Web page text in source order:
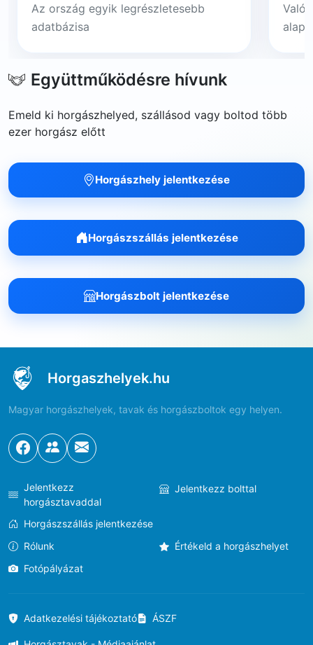
Az ország egyik legrészletesebb
adatbázisa
Együttműködésre hívunk
Emeld ki horgászhelyed, szállásod vagy boltod több
ezer horgász előtt
Horgászhely jelentkezése
Horgászszállás jelentkezése
Horgászbolt jelentkezése
Horgaszhelyek.hu
Magyar horgászhelyek, tavak és horgászboltok egy helyen.
Jelentkezz
horgásztavaddal
Jelentkezz bolttal
Horgászszállás jelentkezése
Rólunk
Értékeld a horgászhelyet
Fotópályázat
Adatkezelési tájékoztató ÁSZF